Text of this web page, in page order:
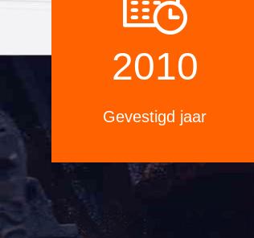
professioneel testlaboratorium.
2010
Gevestigd jaar